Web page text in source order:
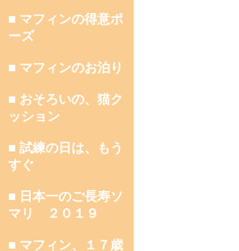
■ マフィンの得意ポ
ーズ
■ マフィンのお泊り
■ おそろいの、猫ク
ッション
■ 試練の日は、もう
すぐ
■ 日本一のご長寿ソ
マリ ２０１９
■ マフィン、１７歳